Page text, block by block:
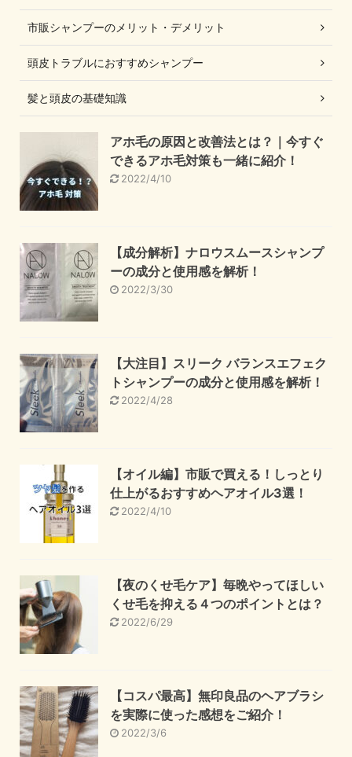
市販シャンプーのメリット・デメリット
頭皮トラブルにおすすめシャンプー
髪と頭皮の基礎知識
アホ毛の原因と改善法とは？｜今すぐ
できるアホ毛対策も一緒に紹介！
2022/4/10
【成分解析】ナロウスムースシャンプ
ーの成分と使用感を解析！
2022/3/30
【大注目】スリーク バランスエフェク
トシャンプーの成分と使用感を解析！
2022/4/28
【オイル編】市販で買える！しっとり
仕上がるおすすめヘアオイル3選！
2022/4/10
【夜のくせ毛ケア】毎晩やってほしい
くせ毛を抑える４つのポイントとは？
2022/6/29
【コスパ最高】無印良品のヘアブラシ
を実際に使った感想をご紹介！
2022/3/6